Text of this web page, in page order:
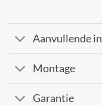
Aanvullende
Montage
Garantie